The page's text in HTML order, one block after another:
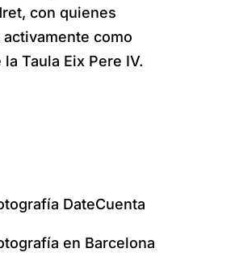
con quienes
como
Taula Eix Pere IV.
DateCuenta
en Barcelona